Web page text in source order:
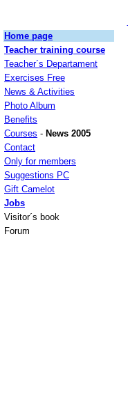
Home page
Teacher training course
Teacher´s Departament
Exercises Free
News & Activities
Photo Album
Benefits
Courses - News 2005
Contact
Only for members
Suggestions PC
Gift Camelot
Jobs
Visitor´s book
Forum